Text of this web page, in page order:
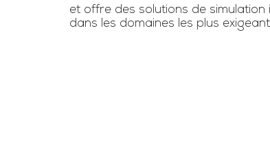
et offre des solutions de
dans les domaines les plus